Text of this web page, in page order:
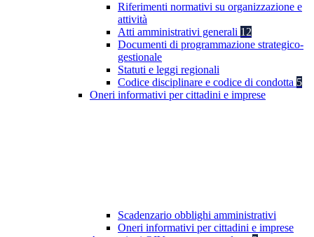
Riferimenti normativi su organizzazione e
attività
Atti amministrativi generali 12
Documenti di programmazione strategico-
gestionale
Statuti e leggi regionali
Codice disciplinare e codice di condotta 5
Oneri informativi per cittadini e imprese
Scadenzario obblighi amministrativi
Oneri informativi per cittadini e imprese